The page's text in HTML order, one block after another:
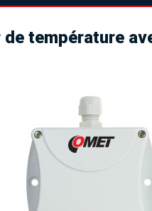
de température